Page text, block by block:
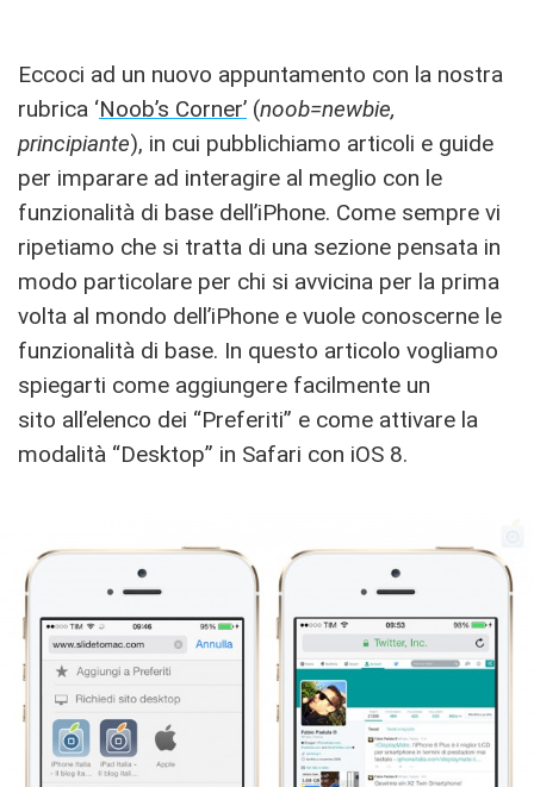
Eccoci ad un nuovo appuntamento con la nostra
rubrica ‘Noob’s Corner’ (noob=newbie,
principiante), in cui pubblichiamo articoli e guide
per imparare ad interagire al meglio con le
funzionalità di base dell’iPhone. Come sempre vi
ripetiamo che si tratta di una sezione pensata in
modo particolare per chi si avvicina per la prima
volta al mondo dell’iPhone e vuole conoscerne le
funzionalità di base. In questo articolo vogliamo
spiegarti come aggiungere facilmente un
sito all’elenco dei “Preferiti” e come attivare la
modalità “Desktop” in Safari con iOS 8.